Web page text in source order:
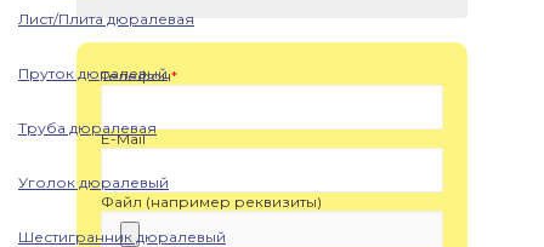
Лист/Плита дюралевая
Пруток дюралевый
Труба дюралевая
Уголок дюралевый
Шестигранник дюралевый
Телефон*
E-Mail
Файл (например реквизиты)